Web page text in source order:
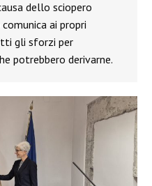
dello sciopero
ai propri
gli sforzi per
potrebbero derivarne.